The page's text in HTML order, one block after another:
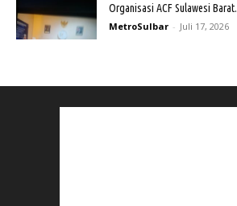
Organisasi ACF Sulawesi Barat.
MetroSulbar - Juli 17, 2026